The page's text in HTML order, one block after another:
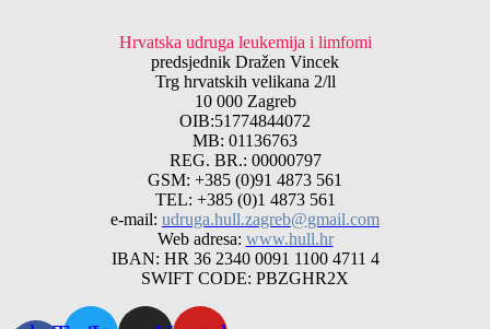
Hrvatska udruga leukemija i limfomi
predsjednik Dražen Vincek
Trg hrvatskih velikana 2/ll
10 000 Zagreb
OIB:51774844072
MB: 01136763
REG. BR.: 00000797
GSM: +385 (0)91 4873 561
TEL: +385 (0)1 4873 561
e-mail: udruga.hull.zagreb@gmail.com
Web adresa: www.hull.hr
IBAN: HR 36 2340 0091 1100 4711 4
SWIFT CODE: PBZGHR2X